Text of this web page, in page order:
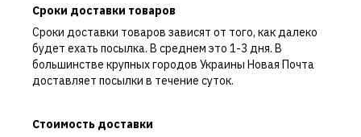
Сроки доставки товаров
Сроки доставки товаров зависят от того, как далеко
будет ехать посылка. В среднем это 1-3 дня. В
большинстве крупных городов Украины Новая Почта
доставляет посылки в течение суток.
Стоимость доставки